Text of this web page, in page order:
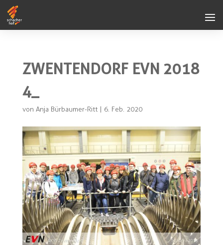
ZWENTENDORF EVN 2018
4_
von Anja Bürbaumer-Ritt| 6. Feb. 2020